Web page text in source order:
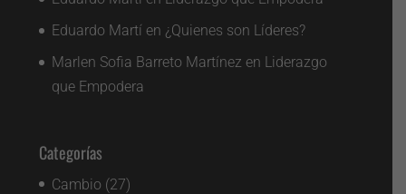
Eduardo Martí en ¿Quienes son Líderes?
Marlen Sofia Barreto Martínez en Liderazgo
que Empodera
Categorías
Cambio (27)